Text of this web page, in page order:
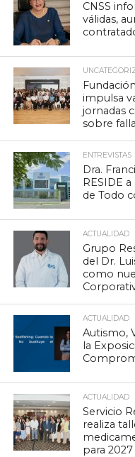
CNSS
válidas,
impulsa
jornadas
sobre
ENTREVISTAS
Dra.
RESIDE
de Todo
ACTUALIDAD
Grupo
del Dr.
como
ACTUALIDAD
Autismo,
la
ACTUALIDAD
Servicio
realiza
para 2027